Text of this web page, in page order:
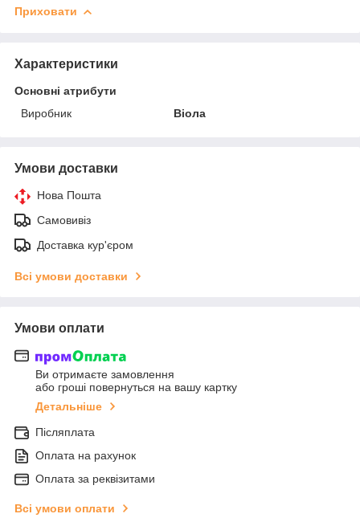
Приховати
Характеристики
Основні атрибути
Виробник
Віола
Умови доставки
Нова Пошта
Самовивіз
Доставка кур'єром
Всі умови доставки
Умови оплати
Ви отримаєте замовлення
або гроші повернуться на вашу картку
Детальніше
Післяплата
Оплата на рахунок
Оплата за реквізитами
Всі умови оплати